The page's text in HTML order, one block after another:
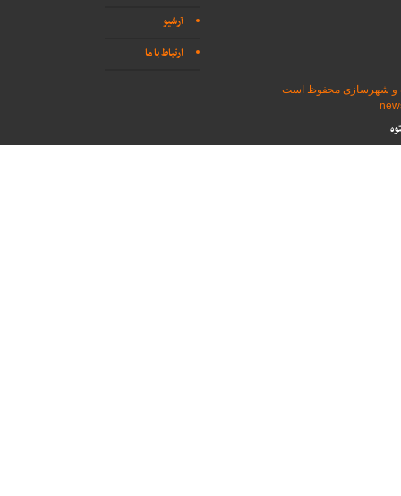
آرشیو
ارتباط با ما
و شهرسازی محفوظ است